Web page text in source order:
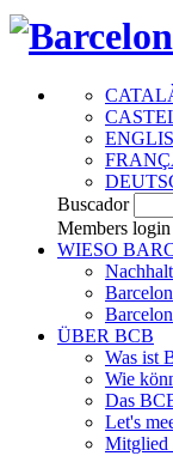
Buscador
Members login
WIESO
ÜBER BCB
Was ist
Wie
Das
Let's
Mitglied